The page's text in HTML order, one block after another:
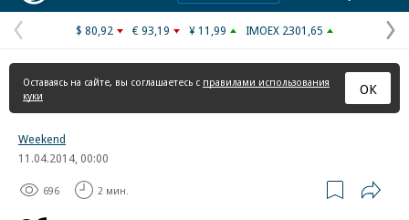
Предыдущая
страница
$ 80,92 € 93,19 ¥ 11,99 IMOEX 2301,65
Оставаясь на сайте, вы соглашаетесь с правилами использования
куки
ОК
Weekend
11.04.2014, 00:00
696 2 мин.